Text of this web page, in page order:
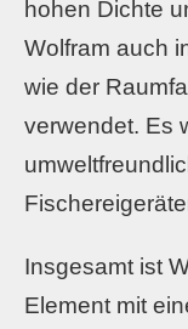
hohen Dichte
Wolfram auch
wie der
verwendet. Es
Insgesamt ist
Element mit